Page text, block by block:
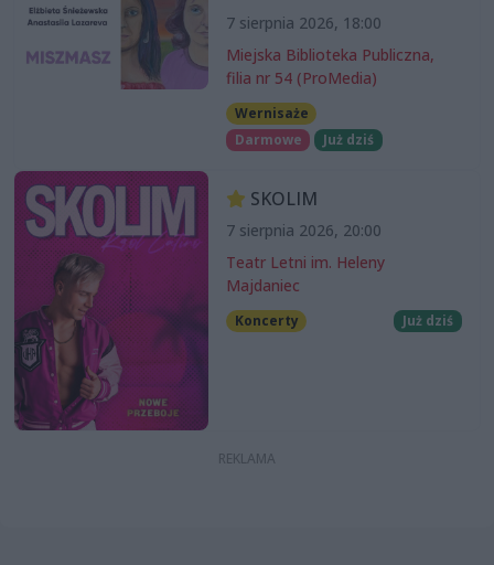
7 sierpnia 2026, 18:00
Miejska Biblioteka Publiczna,
filia nr 54 (ProMedia)
Wernisaże
Darmowe
Już dziś
SKOLIM
7 sierpnia 2026, 20:00
Teatr Letni im. Heleny
Majdaniec
Koncerty Już dziś